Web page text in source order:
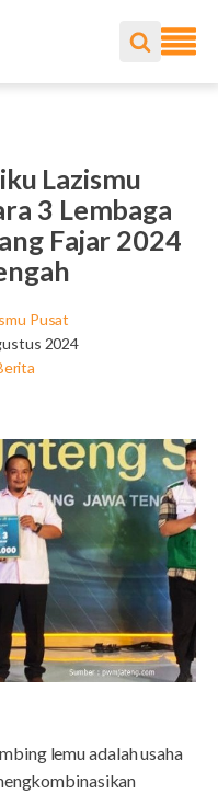
Lazismu
3 Lembaga
Fajar 2024
Pusat
2024
lemu adalah usaha